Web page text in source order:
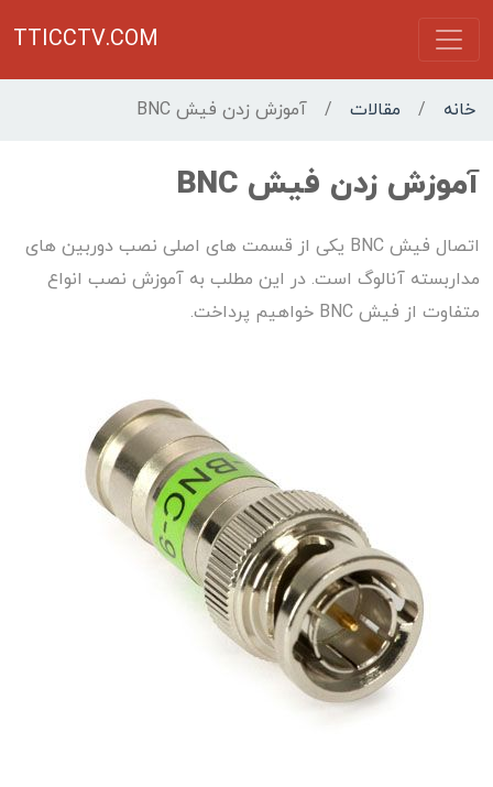
TTICCTV.COM
خانه / مقالات / آموزش زدن فیش BNC
آموزش زدن فیش BNC
اتصال فیش BNC یکی از قسمت های اصلی نصب دوربین های
مداربسته آنالوگ است. در این مطلب به آموزش نصب انواع
متفاوت از فیش BNC خواهیم پرداخت.